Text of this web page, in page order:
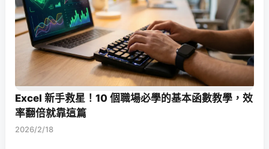
Excel 新手救星！10 個職場必學的基本函數教學，效
率翻倍就靠這篇
2026/2/18